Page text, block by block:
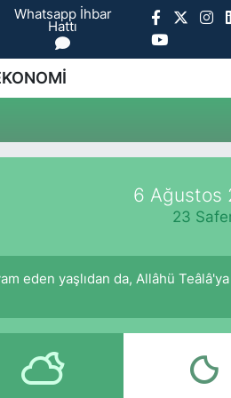
Whatsapp İhbar
Hattı
6 Ağustos
23
eden yaşlıdan da, Allâhü